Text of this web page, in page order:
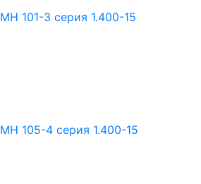
101-3 серия 1.400-15
105-4 серия 1.400-15